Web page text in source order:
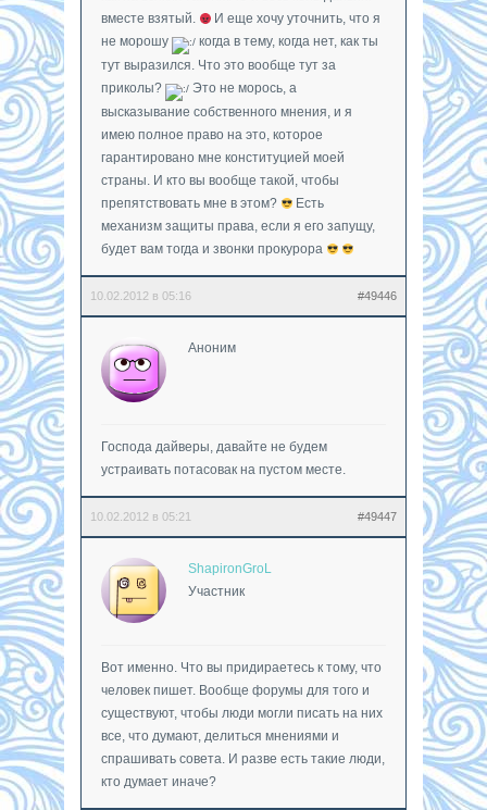
вместе взятый.
И еще хочу уточнить, что я
не морошу
когда в тему, когда нет, как ты
тут выразился. Что это вообще тут за
приколы?
Это не морось, а
высказывание собственного мнения, и я
имею полное право на это, которое
гарантировано мне конституцией моей
страны. И кто вы вообще такой, чтобы
препятствовать мне в этом?
Есть
механизм защиты права, если я его запущу,
будет вам тогда и звонки прокурора
10.02.2012 в 05:16 #49446
Аноним
Господа дайверы, давайте не будем
устраивать потасовак на пустом месте.
10.02.2012 в 05:21 #49447
ShapironGroL
Участник
Вот именно. Что вы придираетесь к тому, что
человек пишет. Вообще форумы для того и
существуют, чтобы люди могли писать на них
все, что думают, делиться мнениями и
спрашивать совета. И разве есть такие люди,
кто думает иначе?